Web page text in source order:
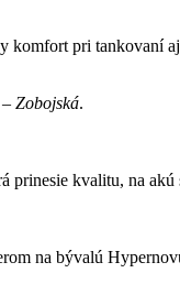
komfort pri tankovaní
Zobojská.
kvalitu, na
na bývalú